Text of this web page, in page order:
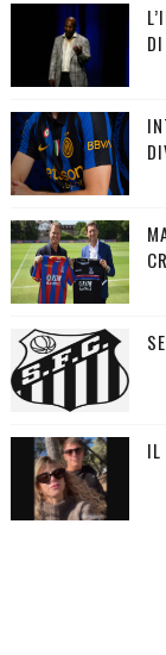
IL